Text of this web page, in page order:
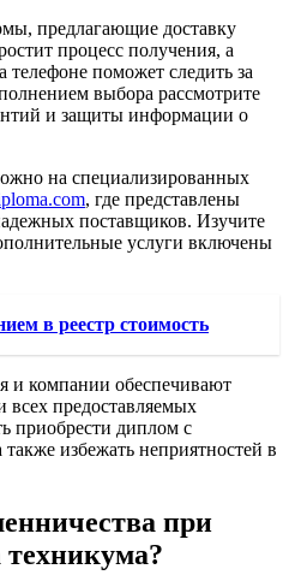
предлагающие доставку
процесс получения, а
поможет следить за
выбора рассмотрите
и защиты информации о
на специализированных
, где представлены
поставщиков. Изучите
услуги включены
в реестр стоимость
и компании обеспечивают
всех предоставляемых
приобрести диплом с
избежать неприятностей в
при
техникума?